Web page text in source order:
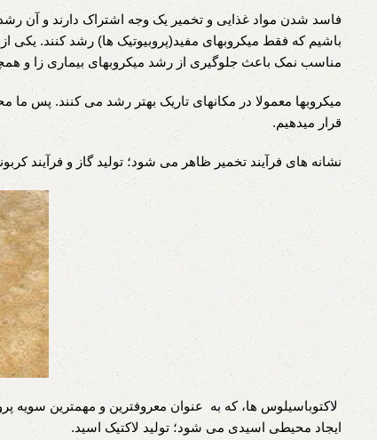
فاسد شدن مواد غذایی و تخمیر یک وجه اشتراک دارند و آن
باشیم که فقط میکروبهای مفید(پروبیوتیک ها) رشد کنند. یکی
مناسب نمک باعث جلوگیری از رشد میکروبهای بیماری زا و
قرار میدهیم.
نشانه های فرآیند تخمیر ظاهر می شود؛ تولید گاز و فرآیند
لاکتوباسیلوس ها، که به عنوان معروفترین و مهمترین
ایجاد محیطی اسیدی می شود؛ تولید لاکتیک اسید.